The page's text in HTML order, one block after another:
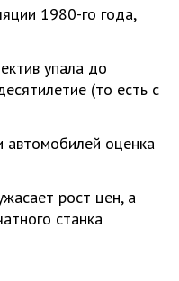
1980-го года,
упала до
(то есть с
оценка
рост цен, а
станка